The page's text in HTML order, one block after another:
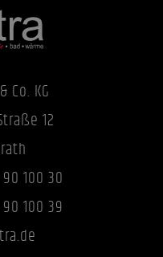
Co. KG
12
90 100 30
100 39